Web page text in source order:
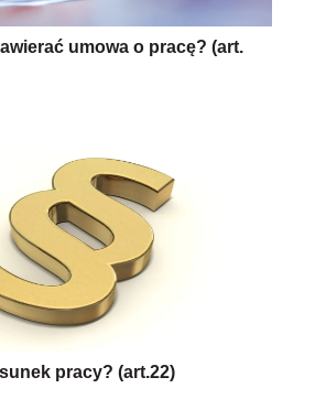
umowa o pracę? (art.
pracy? (art.22)